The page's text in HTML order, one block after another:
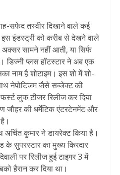
सफेद तस्वीर दिखाने वाले कई
इंडस्ट्री को करीब से देखने वाले
सामने नहीं आती, या सिर्फ
डिज्नी प्लस हॉटस्टार ने अब एक
नाम है शोटाइम। इस शो में शो-
नेपोटिजम जैसे सब्जेक्ट की
लुक टीजर रिलीज कर दिया
जौहर की धर्मेटिक एंटरटेनमेंट और
अर्चित कुमार ने डायरेक्ट किया है।
के सुपरस्टार का मुख्य किरदार
पर रिलीज हुई टाइगर 3 में
हैरान कर दिया था।